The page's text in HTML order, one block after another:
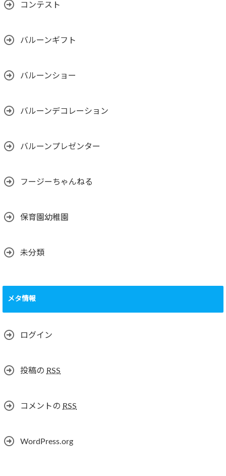
コンテスト
バルーンギフト
バルーンショー
バルーンデコレーション
バルーンプレゼンター
フージーちゃんねる
保育園幼稚園
未分類
メタ情報
ログイン
投稿の RSS
コメントの RSS
WordPress.org